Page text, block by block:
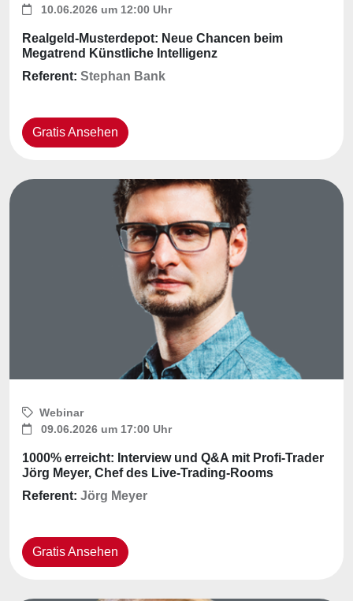
10.06.2026 um 12:00 Uhr
Realgeld-Musterdepot: Neue Chancen beim
Megatrend Künstliche Intelligenz
Referent: Stephan Bank
Gratis Ansehen
Webinar
09.06.2026 um 17:00 Uhr
1000% erreicht: Interview und Q&A mit Profi-Trader
Jörg Meyer, Chef des Live-Trading-Rooms
Referent: Jörg Meyer
Gratis Ansehen